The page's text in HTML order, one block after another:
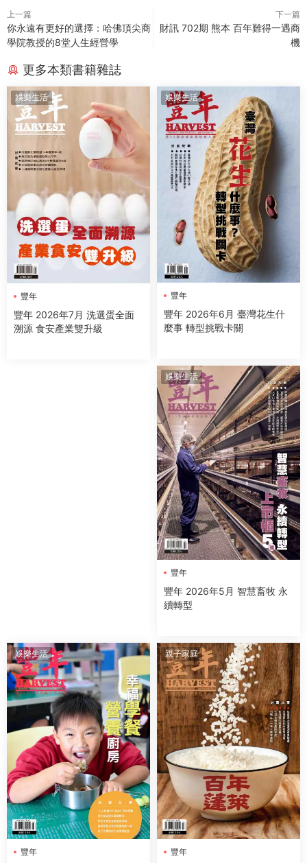
上一篇
你永遠有更好的選擇：哈佛頂尖商
學院教授的8堂人生經營學
下一篇
財訊 702期 熊本 百年難得一遇商
機
更多本類書籍雜誌
娛樂生活
豐年
豐年 2026年7月 洗選蛋全面
溯源 食安產業雙升級
娛樂生活
豐年
豐年 2026年6月 臺灣花生什
麼事 轉型挑戰卡關
娛樂生活
豐年
豐年 2026年5月 智慧畜牧 永
續轉型
娛樂生活
豐年
親子家庭
豐年